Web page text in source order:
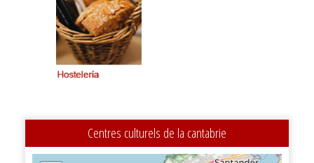
Centres culturels de la cantabrie